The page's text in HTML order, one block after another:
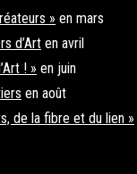
» en mars
d’Art en avril
! » en juin
en août
de la fibre et du lien »
PLUS